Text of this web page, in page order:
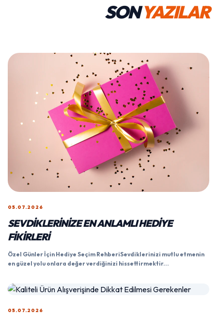
SONYAZILAR
05.07.2026
SEVDIKLERINIZE EN ANLAMLI HEDIYE
FIKIRLERI
Özel Günler İçin Hediye Seçim RehberiSevdiklerinizi mutlu etmenin
en güzel yolu onlara değer verdiğinizi hissettirmektir...
05.07.2026